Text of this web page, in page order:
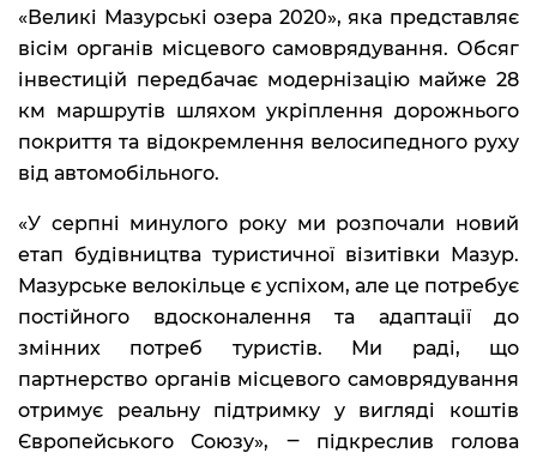
«Великі Мазурські озера 2020», яка представляє
вісім органів місцевого самоврядування. Обсяг
інвестицій передбачає модернізацію майже 28
км маршрутів шляхом укріплення дорожнього
покриття та відокремлення велосипедного руху
від автомобільного.
«У серпні минулого року ми розпочали новий
етап будівництва туристичної візитівки Мазур.
Мазурське велокільце є успіхом, але це потребує
постійного вдосконалення та адаптації до
змінних потреб туристів. Ми раді, що
партнерство органів місцевого самоврядування
отримує реальну підтримку у вигляді коштів
Європейського Союзу», ‒ підкреслив голова